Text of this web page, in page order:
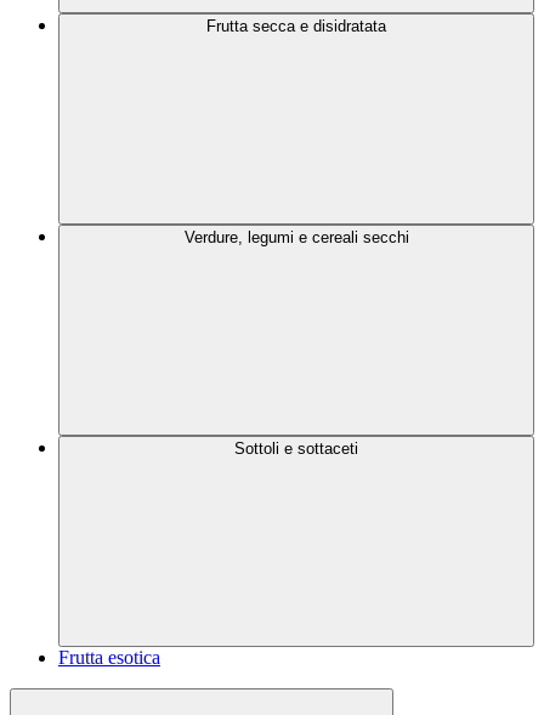
Frutta secca e disidratata
Verdure, legumi e cereali secchi
Sottoli e sottaceti
Frutta esotica